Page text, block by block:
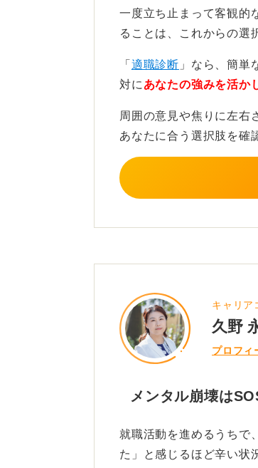
同時に、精神的な負担
を休ませ、自分が本当に
りと再確認する時間を
ります。
一度立ち止まって客観的
ることは、これからの選
「 適職診断 」なら、簡単
対に あなたの強みを活か
周囲の意見や焦りに左右
あなたに合う選択肢を確
キャリア
久野
プロフィ
メンタル崩壊は
就職活動を進めるうちで
た」と感じるほど辛い状